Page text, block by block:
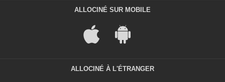
ALLOCINÉ SUR MOBILE
ALLOCINÉ À L'ÉTRANGER